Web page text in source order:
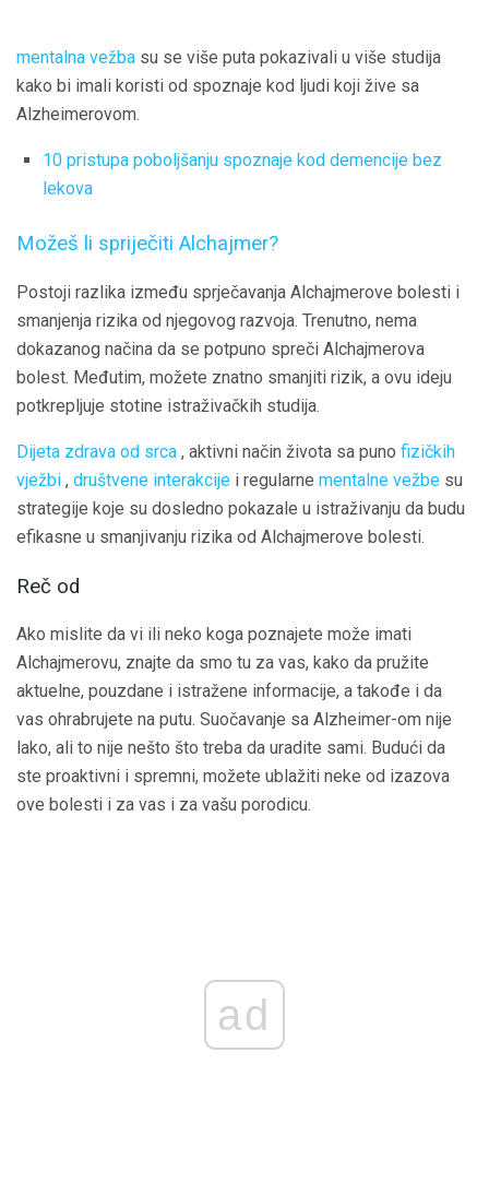
mentalna vežba su se više puta pokazivali u više studija
kako bi imali koristi od spoznaje kod ljudi koji žive sa
Alzheimerovom.
10 pristupa poboljšanju spoznaje kod demencije bez
lekova
Možeš li spriječiti Alchajmer?
Postoji razlika između sprječavanja Alchajmerove bolesti i
smanjenja rizika od njegovog razvoja. Trenutno, nema
dokazanog načina da se potpuno spreči Alchajmerova
bolest. Međutim, možete znatno smanjiti rizik, a ovu ideju
potkrepljuje stotine istraživačkih studija.
Dijeta zdrava od srca , aktivni način života sa puno fizičkih
vježbi , društvene interakcije i regularne mentalne vežbe su
strategije koje su dosledno pokazale u istraživanju da budu
efikasne u smanjivanju rizika od Alchajmerove bolesti.
Reč od
Ako mislite da vi ili neko koga poznajete može imati
Alchajmerovu, znajte da smo tu za vas, kako da pružite
aktuelne, pouzdane i istražene informacije, a takođe i da
vas ohrabrujete na putu. Suočavanje sa Alzheimer-om nije
lako, ali to nije nešto što treba da uradite sami. Budući da
ste proaktivni i spremni, možete ublažiti neke od izazova
ove bolesti i za vas i za vašu porodicu.
ad